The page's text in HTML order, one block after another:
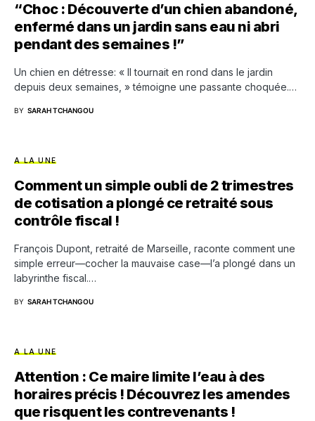
“Choc : Découverte d’un chien abandoné,
enfermé dans un jardin sans eau ni abri
pendant des semaines !”
Un chien en détresse: « Il tournait en rond dans le jardin
depuis deux semaines, » témoigne une passante choquée.…
BY SARAH TCHANGOU
A LA UNE
Comment un simple oubli de 2 trimestres
de cotisation a plongé ce retraité sous
contrôle fiscal !
François Dupont, retraité de Marseille, raconte comment une
simple erreur—cocher la mauvaise case—l’a plongé dans un
labyrinthe fiscal.…
BY SARAH TCHANGOU
A LA UNE
Attention : Ce maire limite l’eau à des
horaires précis ! Découvrez les amendes
que risquent les contrevenants !